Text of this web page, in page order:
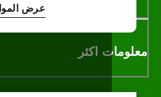
اكثر
عرض المواقع